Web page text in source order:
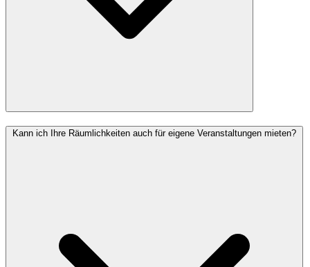
Kann ich Ihre Räumlichkeiten auch für eigene Veranstaltungen mieten?